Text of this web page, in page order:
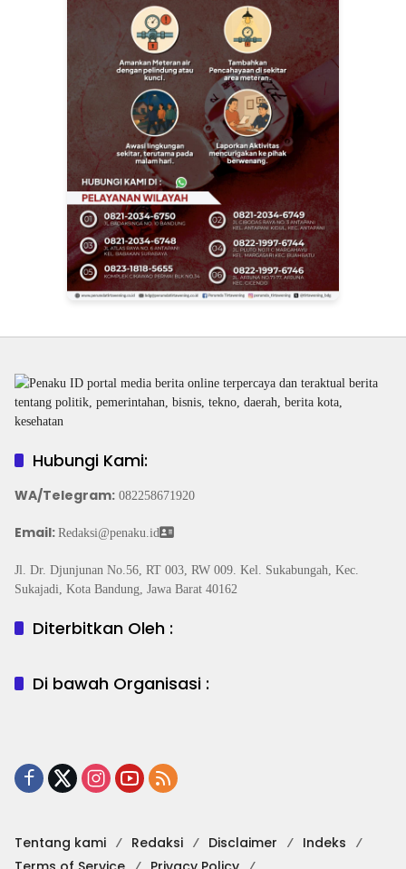
Hubungi Kami:
WA/Telegram: 082258671920
Email: Redaksi@penaku.id
Jl. Dr. Djunjunan No.56, RT 003, RW 009. Kel. Sukabungah, Kec.
Sukajadi, Kota Bandung, Jawa Barat 40162
Diterbitkan Oleh :
Di bawah Organisasi :
Tentang kami Redaksi Disclaimer
Indeks